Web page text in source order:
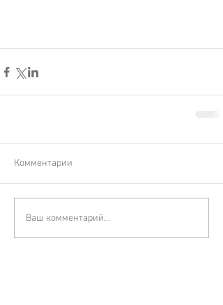
Комментарии
Ваш комментарий...